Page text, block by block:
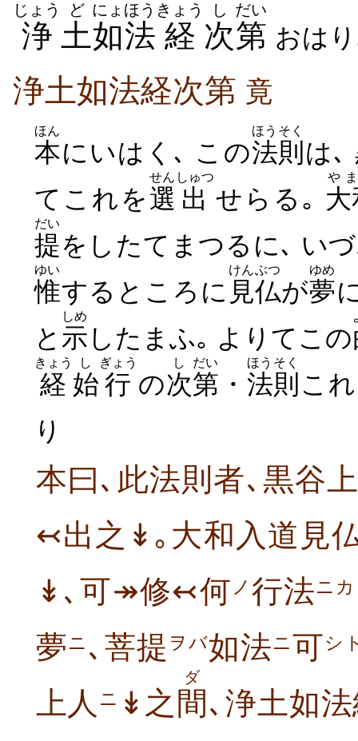
浄
じょう
土
ど
如法
にょほう
経
きょう
次
し
第
だい
おは
浄土如法経次第 竟
本
ほん
にいはく､ この法則
ほうそく
は､
てこれを選
せん
出
しゅつ
せらる｡ 大
や
提
だい
をしたてまつるに､ い
惟
ゆい
するところに 見仏
けんぶつ
が夢
ゆめ
と 示
しめ
したまふ｡ よりてこの
経
きょう
始
し
行
ぎょう
の次
し
第
だい
・ 法則
ほうそく
こ
り
本曰､此法則者､黒谷
↢出之↡｡大和入道見
↡､可↠修↢何 ノ 行法ニカ
夢ニ ､菩提 ヲバ如法ニ可シ
上人 ニ ↡之 間
ダ
､浄土如